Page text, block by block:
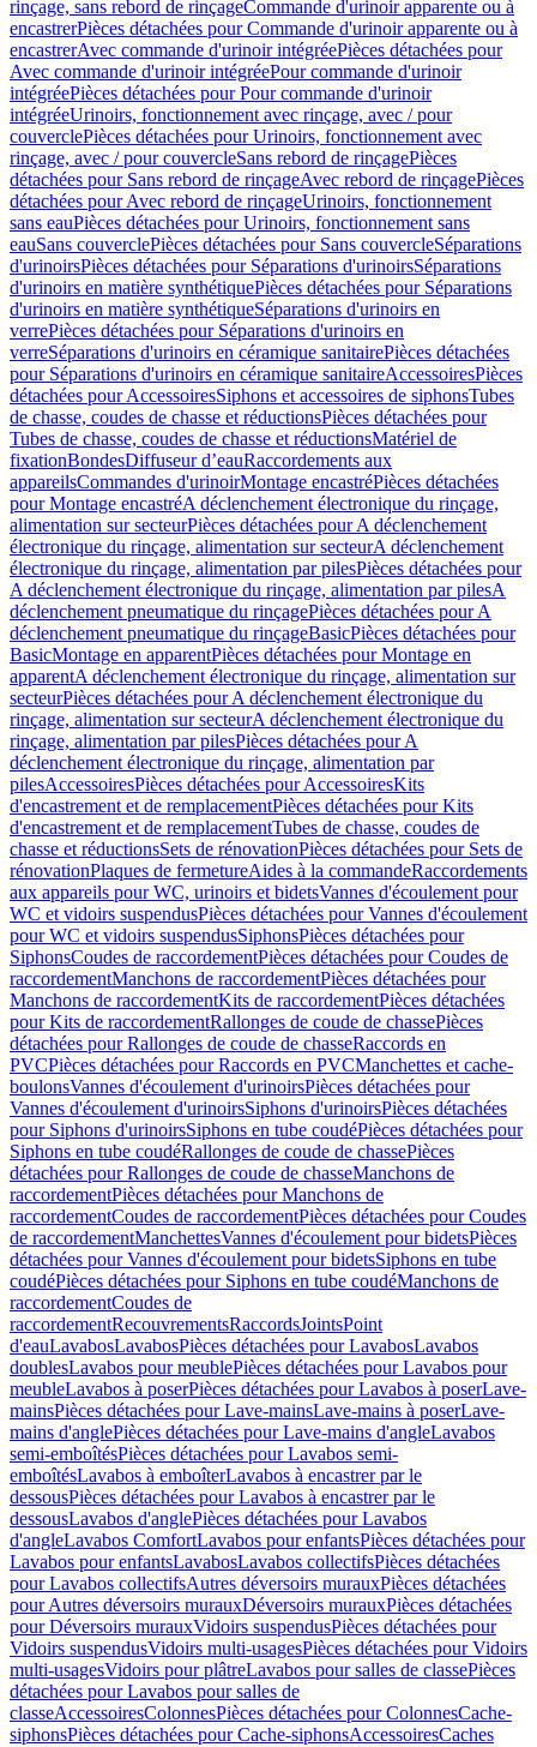
rinçage, sans rebord de rinçageCommande d'urinoir apparente ou à
encastrerPièces détachées pour Commande d'urinoir apparente ou à
encastrerAvec commande d'urinoir intégréePièces détachées pour
Avec commande d'urinoir intégréePour commande d'urinoir
intégréePièces détachées pour Pour commande d'urinoir
intégréeUrinoirs, fonctionnement avec rinçage, avec / pour
couverclePièces détachées pour Urinoirs, fonctionnement avec
rinçage, avec / pour couvercleSans rebord de rinçagePièces
détachées pour Sans rebord de rinçageAvec rebord de rinçagePièces
détachées pour Avec rebord de rinçageUrinoirs, fonctionnement
sans eauPièces détachées pour Urinoirs, fonctionnement sans
eauSans couverclePièces détachées pour Sans couvercleSéparations
d'urinoirsPièces détachées pour Séparations d'urinoirsSéparations
d'urinoirs en matière synthétiquePièces détachées pour Séparations
d'urinoirs en matière synthétiqueSéparations d'urinoirs en
verrePièces détachées pour Séparations d'urinoirs en
verreSéparations d'urinoirs en céramique sanitairePièces détachées
pour Séparations d'urinoirs en céramique sanitaireAccessoiresPièces
détachées pour AccessoiresSiphons et accessoires de siphonsTubes
de chasse, coudes de chasse et réductionsPièces détachées pour
Tubes de chasse, coudes de chasse et réductionsMatériel de
fixationBondesDiffuseur d’eauRaccordements aux
appareilsCommandes d'urinoirMontage encastréPièces détachées
pour Montage encastréA déclenchement électronique du rinçage,
alimentation sur secteurPièces détachées pour A déclenchement
électronique du rinçage, alimentation sur secteurA déclenchement
électronique du rinçage, alimentation par pilesPièces détachées pour
A déclenchement électronique du rinçage, alimentation par pilesA
déclenchement pneumatique du rinçagePièces détachées pour A
déclenchement pneumatique du rinçageBasicPièces détachées pour
BasicMontage en apparentPièces détachées pour Montage en
apparentA déclenchement électronique du rinçage, alimentation sur
secteurPièces détachées pour A déclenchement électronique du
rinçage, alimentation sur secteurA déclenchement électronique du
rinçage, alimentation par pilesPièces détachées pour A
déclenchement électronique du rinçage, alimentation par
pilesAccessoiresPièces détachées pour AccessoiresKits
d'encastrement et de remplacementPièces détachées pour Kits
d'encastrement et de remplacementTubes de chasse, coudes de
chasse et réductionsSets de rénovationPièces détachées pour Sets de
rénovationPlaques de fermetureAides à la commandeRaccordements
aux appareils pour WC, urinoirs et bidetsVannes d'écoulement pour
WC et vidoirs suspendusPièces détachées pour Vannes d'écoulement
pour WC et vidoirs suspendusSiphonsPièces détachées pour
SiphonsCoudes de raccordementPièces détachées pour Coudes de
raccordementManchons de raccordementPièces détachées pour
Manchons de raccordementKits de raccordementPièces détachées
pour Kits de raccordementRallonges de coude de chassePièces
détachées pour Rallonges de coude de chasseRaccords en
PVCPièces détachées pour Raccords en PVCManchettes et cache-
boulonsVannes d'écoulement d'urinoirsPièces détachées pour
Vannes d'écoulement d'urinoirsSiphons d'urinoirsPièces détachées
pour Siphons d'urinoirsSiphons en tube coudéPièces détachées pour
Siphons en tube coudéRallonges de coude de chassePièces
détachées pour Rallonges de coude de chasseManchons de
raccordementPièces détachées pour Manchons de
raccordementCoudes de raccordementPièces détachées pour Coudes
de raccordementManchettesVannes d'écoulement pour bidetsPièces
détachées pour Vannes d'écoulement pour bidetsSiphons en tube
coudéPièces détachées pour Siphons en tube coudéManchons de
raccordementCoudes de
raccordementRecouvrementsRaccordsJointsPoint
d'eauLavabosLavabosPièces détachées pour LavabosLavabos
doublesLavabos pour meublePièces détachées pour Lavabos pour
meubleLavabos à poserPièces détachées pour Lavabos à poserLave-
mainsPièces détachées pour Lave-mainsLave-mains à poserLave-
mains d'anglePièces détachées pour Lave-mains d'angleLavabos
semi-emboîtésPièces détachées pour Lavabos semi-
emboîtésLavabos à emboîterLavabos à encastrer par le
dessousPièces détachées pour Lavabos à encastrer par le
dessousLavabos d'anglePièces détachées pour Lavabos
d'angleLavabos ComfortLavabos pour enfantsPièces détachées pour
Lavabos pour enfantsLavabosLavabos collectifsPièces détachées
pour Lavabos collectifsAutres déversoirs murauxPièces détachées
pour Autres déversoirs murauxDéversoirs murauxPièces détachées
pour Déversoirs murauxVidoirs suspendusPièces détachées pour
Vidoirs suspendusVidoirs multi-usagesPièces détachées pour Vidoirs
multi-usagesVidoirs pour plâtreLavabos pour salles de classePièces
détachées pour Lavabos pour salles de
classeAccessoiresColonnesPièces détachées pour ColonnesCache-
siphonsPièces détachées pour Cache-siphonsAccessoiresCaches